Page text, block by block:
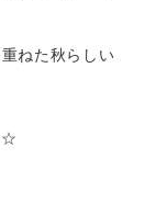
ねた秋らしい
☆